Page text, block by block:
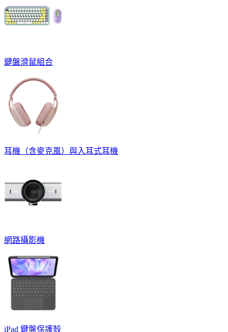
鍵盤滑鼠組合
耳機（含麥克風）與入耳式耳機
網路攝影機
iPad 鍵盤保護殼